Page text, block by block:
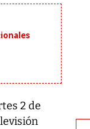
2 de
una